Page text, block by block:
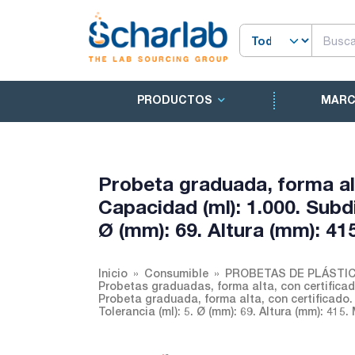
PRODUCTOS
Probeta graduada, forma
Capacidad (ml): 1.000.
Ø (mm): 69. Altura (mm):
Inicio Consumible
PROBETAS DE
Probetas graduadas, forma alta, con
Probeta graduada, forma alta, con
Tolerancia (ml): 5. Ø (mm): 69. Altura (mm):